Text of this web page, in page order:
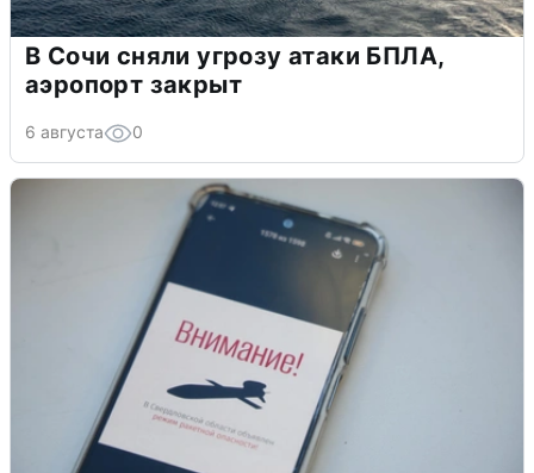
В Сочи сняли угрозу атаки БПЛА,
аэропорт закрыт
6 августа 0